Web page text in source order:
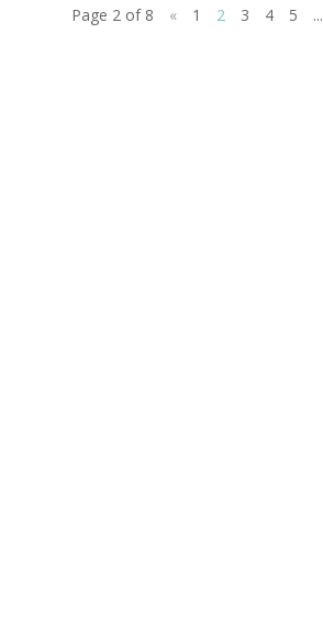
Page 2 of 8 « 1 2 3 4 5 ...